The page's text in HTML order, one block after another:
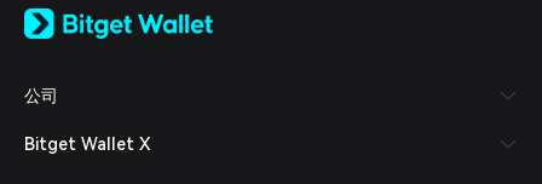
日本語
Español (Latinoamérica)
Italiano
公司
Bitget Wallet X